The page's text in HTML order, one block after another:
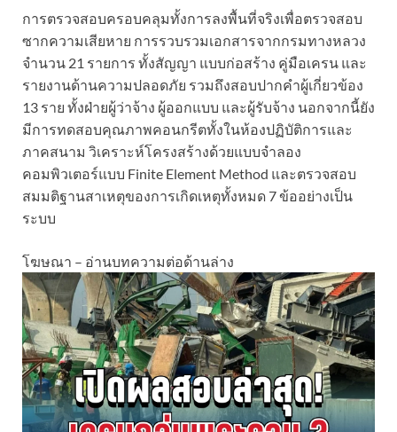
การตรวจสอบครอบคลุมทั้งการลงพื้นที่จริงเพื่อตรวจสอบ
ซากความเสียหาย การรวบรวมเอกสารจากกรมทางหลวง
จำนวน 21 รายการ ทั้งสัญญา แบบก่อสร้าง คู่มือเครน และ
รายงานด้านความปลอดภัย รวมถึงสอบปากคำผู้เกี่ยวข้อง
13 ราย ทั้งฝ่ายผู้ว่าจ้าง ผู้ออกแบบ และผู้รับจ้าง นอกจากนี้ยัง
มีการทดสอบคุณภาพคอนกรีตทั้งในห้องปฏิบัติการและ
ภาคสนาม วิเคราะห์โครงสร้างด้วยแบบจำลอง
คอมพิวเตอร์แบบ Finite Element Method และตรวจสอบ
สมมติฐานสาเหตุของการเกิดเหตุทั้งหมด 7 ข้ออย่างเป็น
ระบบ
โฆษณา – อ่านบทความต่อด้านล่าง